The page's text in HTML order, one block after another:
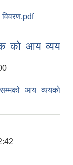
को आय व्यय
आय व्ययको